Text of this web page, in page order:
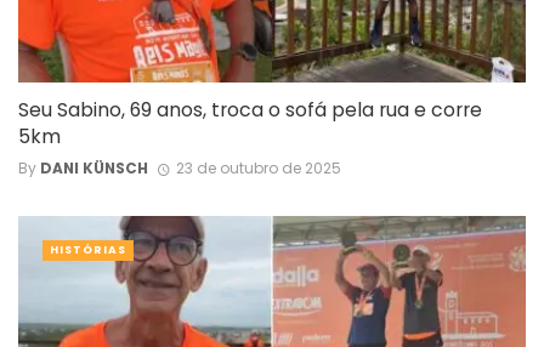
Seu Sabino, 69 anos, troca o sofá pela rua e corre
5km
By DANI KÜNSCH 23 de outubro de 2025
HISTÓRIAS